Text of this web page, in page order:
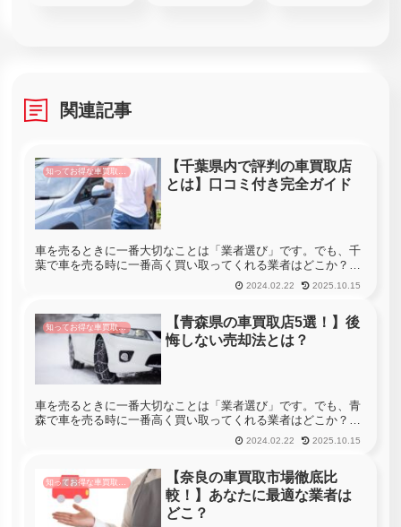
関連記事
知ってお得な車買取情報
【千葉県内で評判の車買取店
とは】口コミ付き完全ガイド
車を売るときに一番大切なことは「業者選び」です。でも、千
葉で車を売る時に一番高く買い取ってくれる業者はどこか？っ
て聞かれても分からない・・・という方も多いと思います。千
葉には575社の車買取店があります。車を売る時に千葉のすべ
2024.02.22 2025.10.15
知ってお得な車買取情報
【青森県の車買取店5選！】後
悔しない売却法とは？
車を売るときに一番大切なことは「業者選び」です。でも、青
森で車を売る時に一番高く買い取ってくれる業者はどこか？っ
て聞かれても分からない・・・という方も多いと思います。青
森には233社の車買取店があります。車を売る時に青森のすべ
2024.02.22 2025.10.15
知ってお得な車買取情報
【奈良の車買取市場徹底比
較！】あなたに最適な業者は
どこ？